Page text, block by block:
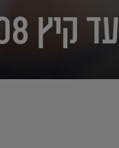
2008